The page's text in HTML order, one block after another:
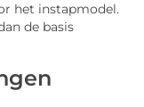
het instapmodel.
de basis